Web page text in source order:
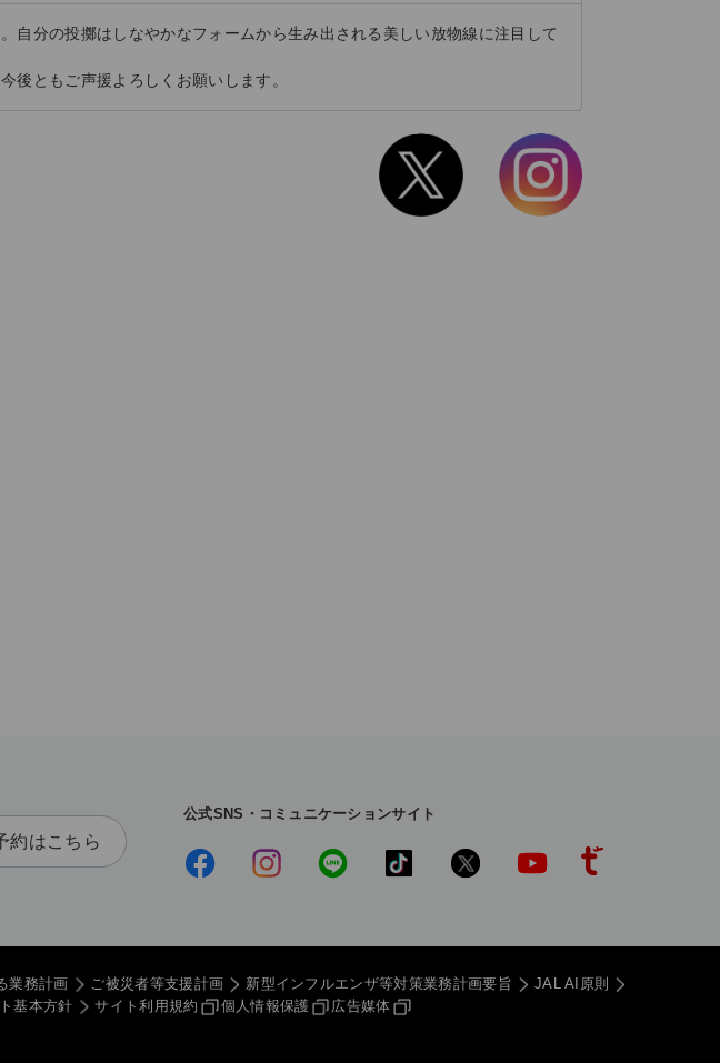
自分の投擲はしなやかなフォームから生み出される美しい放物線に注目して
後ともご声援よろしくお願いします。
約はこちら
公式SNS・コミュニケーションサイト
業務計画 ご被災者等支援計画 新型インフルエンザ等対策業務計画要旨
JAL AI原則
基本方針
サイト利用規約 個人情報保護 広告媒体